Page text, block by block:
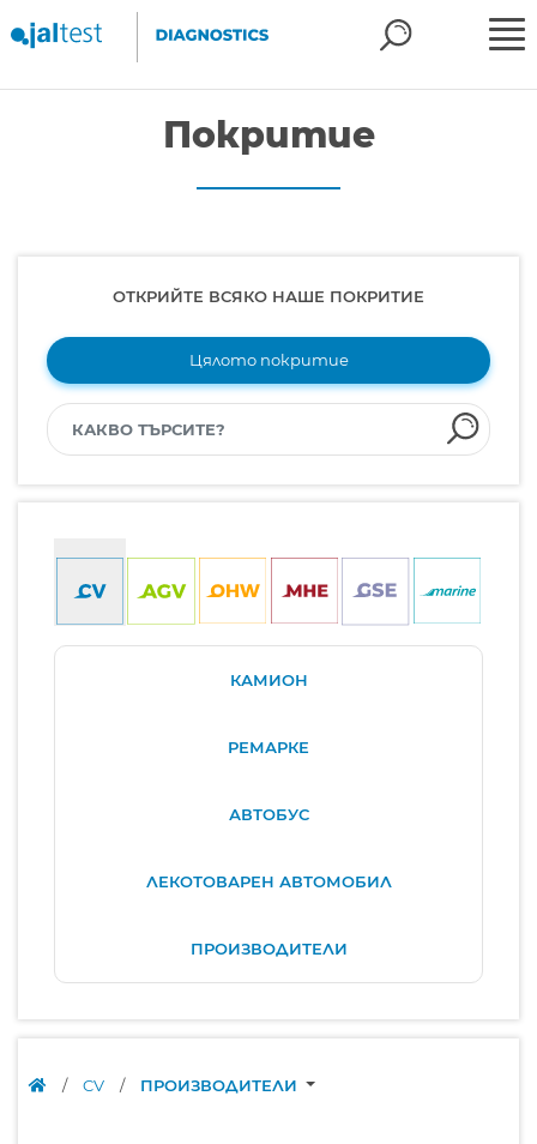
Покритие
ОТКРИЙТЕ ВСЯКО НАШЕ ПОКРИТИЕ
Цялото покритие
КАМИОН
РЕМАРКЕ
АВТОБУС
ЛЕКОТОВАРЕН АВТОМОБИЛ
ПРОИЗВОДИТЕЛИ
/ CV / ПРОИЗВОДИТЕЛИ